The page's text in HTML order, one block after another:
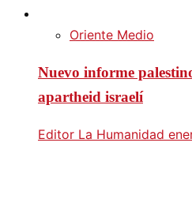
Oriente Medio
Nuevo informe
apartheid israelí
Editor La Humanidad